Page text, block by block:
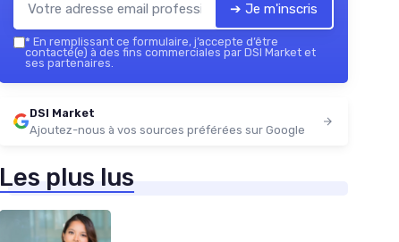
➔ Je m'inscris
* En remplissant ce formulaire, j’accepte d’être
contacté(e) à des fins commerciales par DSI Market et
ses partenaires.
DSI Market
Ajoutez-nous à vos sources préférées sur Google
Les plus lus